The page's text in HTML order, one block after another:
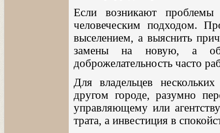
Если возникают
человеческим подходом.
выселением, а выяснить
замены на новую, а
доброжелательность часто
Для владельцев
другом городе, разумно
управляющему или
трата, а инвестиция в